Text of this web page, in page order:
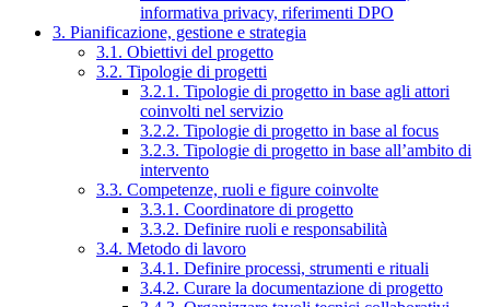
informativa privacy, riferimenti DPO
3. Pianificazione, gestione e strategia
3.1. Obiettivi del progetto
3.2. Tipologie di progetti
3.2.1. Tipologie di progetto in base agli attori
coinvolti nel servizio
3.2.2. Tipologie di progetto in base al focus
3.2.3. Tipologie di progetto in base all’ambito di
intervento
3.3. Competenze, ruoli e figure coinvolte
3.3.1. Coordinatore di progetto
3.3.2. Definire ruoli e responsabilità
3.4. Metodo di lavoro
3.4.1. Definire processi, strumenti e rituali
3.4.2. Curare la documentazione di progetto